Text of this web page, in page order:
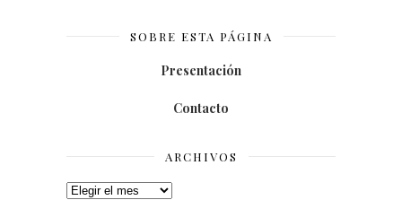
SOBRE ESTA PÁGINA
Presentación
Contacto
ARCHIVOS
Archivos